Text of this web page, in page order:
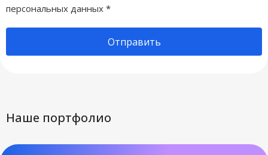
персональных данных *
Отправить
Наше портфолио